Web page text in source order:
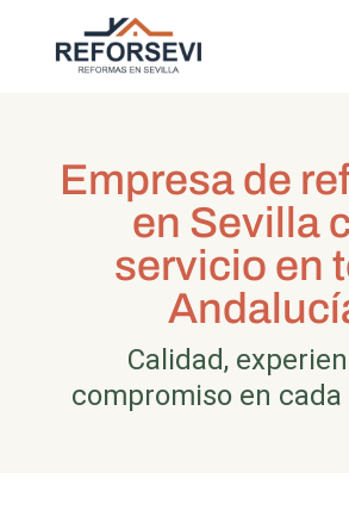
Empresa de
en Sevilla
servicio en
Calidad,
compromiso en